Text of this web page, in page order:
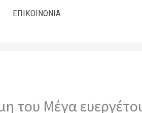
ΕΠΙΚΟΙΝΩΝΙΑ
του Μέγα